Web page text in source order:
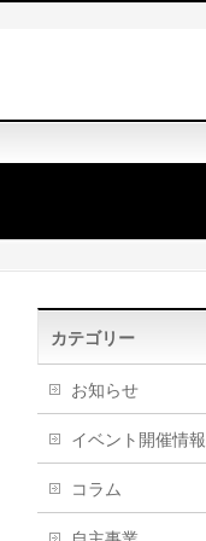
カテゴリー
お知らせ
イベント開催情報
コラム